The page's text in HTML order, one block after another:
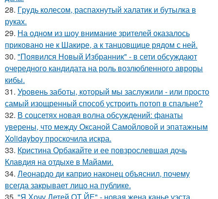
28. Гpyдь колесом, распахнутый халатик и бутылка в
руках.
29. На одном из шоу внимание зрителей оказалось
приковано не к Шакире, а к танцовщице рядом с ней.
30. "Появился Новый Избранник" - в сети обсуждают
очередного кандидата на роль возлюбленного авроры
кибы.
31. Уровень заботы, который мы заслужили - или просто
самый изощренный способ устроить потоп в спальне?
32. В соцсетях новая волна обсуждений: фанаты
уверены, что между Оксаной Самойловой и эпатажным
Xolidayboy проскочила искра.
33. Кристина Орбакайте и ее повзрослевшая дочь
Клавдия на отдыхе в Майами.
34. Леонардо ди каприо наконец объяснил, почему
всегда закрывает лицо на публике.